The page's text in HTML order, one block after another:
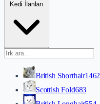
Kedi İlanları
British Shorthair1462
Scottish Fold683